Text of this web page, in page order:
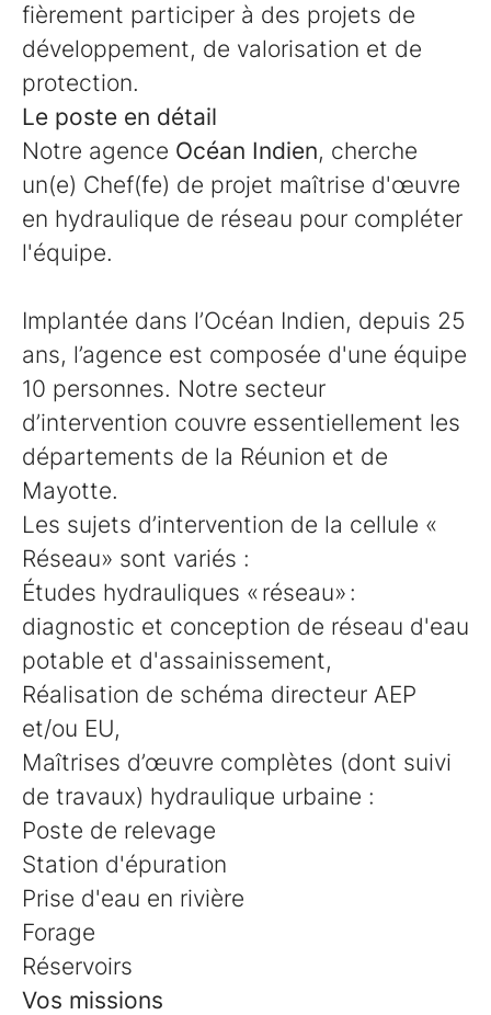
fièrement participer à des projets de
développement, de valorisation et de
protection.
Le poste en détail
Notre agence Océan Indien, cherche
un(e) Chef(fe) de projet maîtrise d'œuvre
en hydraulique de réseau pour compléter
l'équipe.
Implantée dans l’Océan Indien, depuis 25
ans, l’agence est composée d'une équipe
10 personnes. Notre secteur
d’intervention couvre essentiellement les
départements de la Réunion et de
Mayotte.
Les sujets d’intervention de la cellule «
Réseau» sont variés :
Études hydrauliques « réseau» :
diagnostic et conception de réseau d'eau
potable et d'assainissement,
Réalisation de schéma directeur AEP
et/ou EU,
Maîtrises d’œuvre complètes (dont suivi
de travaux) hydraulique urbaine :
Poste de relevage
Station d'épuration
Prise d'eau en rivière
Forage
Réservoirs
Vos missions